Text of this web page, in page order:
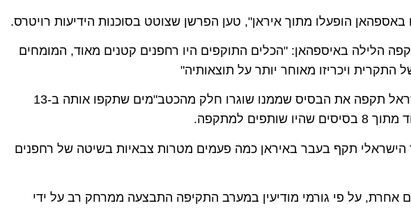
הופעלו מתוך איראן", טען הפרשן שצוטט בסוכנות הידיעות רויטרס.
הלילה באיספהאן: "הכלים התוקפים היו רחפנים קטנים מאוד, המומחים
התקרית ויכריזו מאוחר יותר על תוצאותיה"
גורמים במערב אמרו כי ישראל תקפה את הבסיס שממנו שוגרו חלק מהכטב"מים שתקפו אותה ב-13
למתקפה.
הישראלי תקף בעבר באיראן כמה פעמים מטרות צבאיות בשיטה של רחפנים
אחרת, על פי גורמי מודיעין במערב התקיפה התבצעה ממרחק רב על ידי